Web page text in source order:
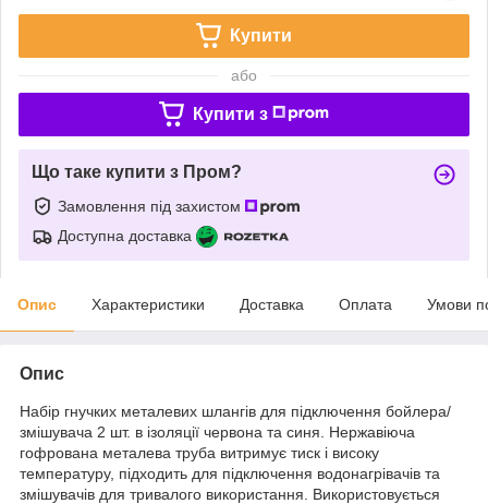
Купити
або
Купити з
Що таке купити з Пром?
Замовлення під захистом
Доступна доставка
Опис Характеристики Доставка Оплата Умови
Опис
Набір гнучких металевих шлангів для підключення бойлера/
змішувача 2 шт. в ізоляції червона та синя. Нержавіюча
гофрована металева труба витримує тиск і високу
температуру, підходить для підключення водонагрівачів та
змішувачів для тривалого використання. Використовується